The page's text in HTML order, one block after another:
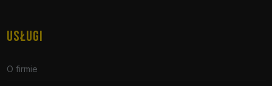
USŁUGI
O firmie